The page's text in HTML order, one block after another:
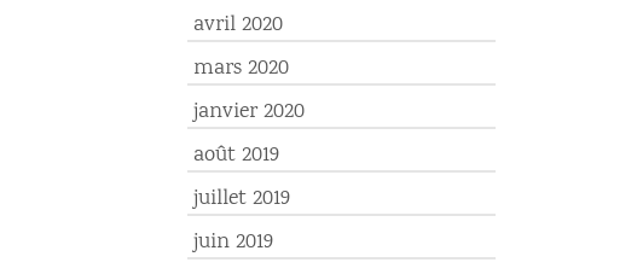
avril 2020
mars 2020
janvier 2020
août 2019
juillet 2019
juin 2019